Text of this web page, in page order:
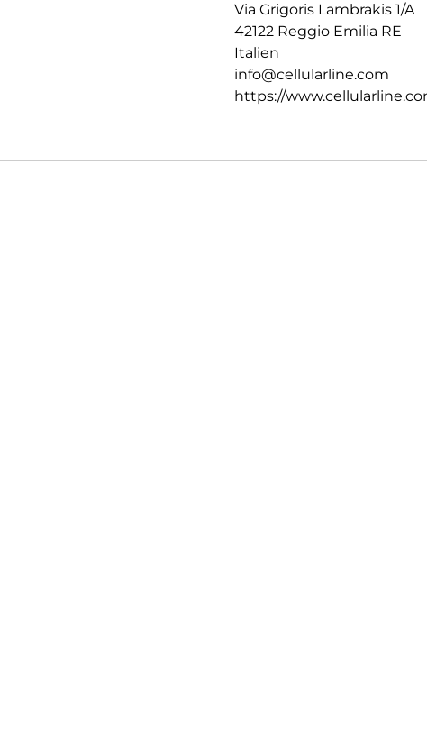
Via Grigoris Lambrakis 1/A
42122 Reggio Emilia RE
Italien
info@cellularline.com
https://